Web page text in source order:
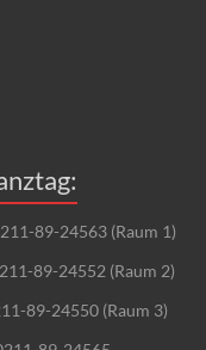
89-24563 (Raum 1)
89-24552 (Raum 2)
89-24550 (Raum 3)